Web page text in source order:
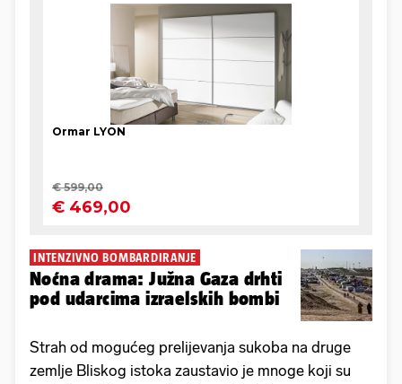
INTENZIVNO BOMBARDIRANJE
Noćna drama: Južna Gaza drhti
pod udarcima izraelskih bombi
Strah od mogućeg prelijevanja sukoba na druge
zemlje Bliskog istoka zaustavio je mnoge koji su